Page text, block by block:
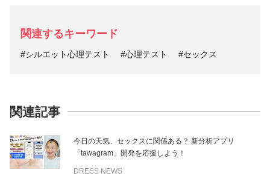
関連するキーワード
#シルエット心理テスト #心理テスト #セックス
関連記事
今日の天気、セックスに関係ある？ 新分析アプリ
「tawagram」開発を応援しよう！
DRESS NEWS